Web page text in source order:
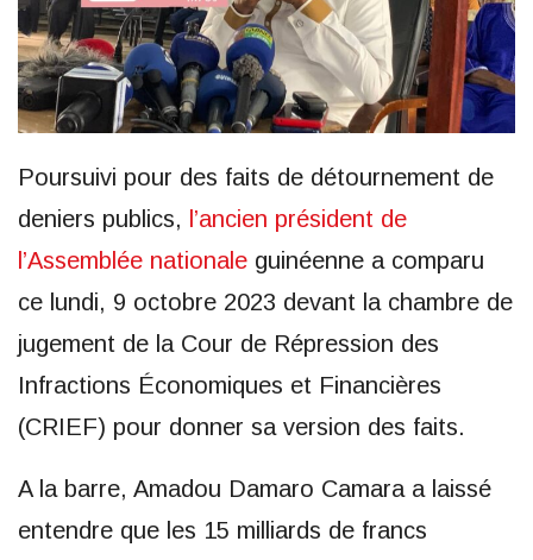
Poursuivi pour des faits de détournement de
deniers publics, l’ancien président de
l’Assemblée nationale guinéenne a comparu
ce lundi, 9 octobre 2023 devant la chambre de
jugement de la Cour de Répression des
Infractions Économiques et Financières
(CRIEF) pour donner sa version des faits.
A la barre, Amadou Damaro Camara a laissé
entendre que les 15 milliards de francs